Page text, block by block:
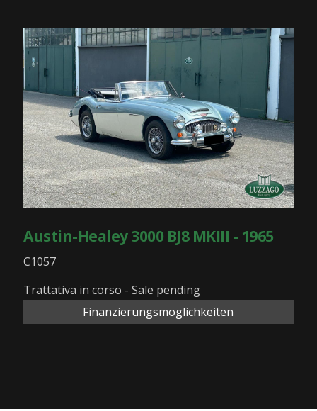
Austin-Healey 3000 BJ8 MKIII - 1965
C1057
Trattativa in corso - Sale pending
Finanzierungsmöglichkeiten